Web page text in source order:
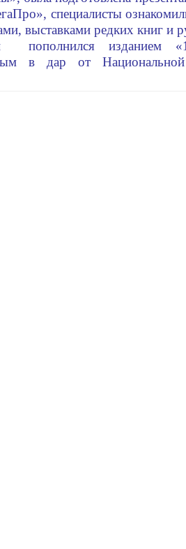
специалисты
выставками редких книг и
изданием
в дар от Национальной